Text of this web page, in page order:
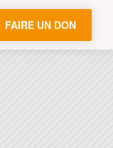
FAIRE UN DON